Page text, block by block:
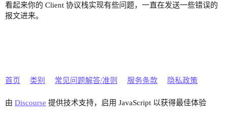
看起来你的 Client 协议栈实现有些问题，一直在发送一些错误的
报文进来。
首页 类别 常见问题解答/准则 服务条款 隐私政策
由 Discourse 提供技术支持，启用 JavaScript 以获得最佳体验